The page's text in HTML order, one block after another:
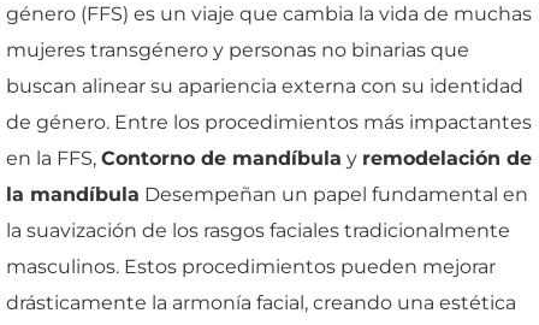
género (FFS) es un viaje que cambia la vida de muchas
mujeres transgénero y personas no binarias que
buscan alinear su apariencia externa con su identidad
de género. Entre los procedimientos más impactantes
en la FFS, Contorno de mandíbula y remodelación de
la mandíbula Desempeñan un papel fundamental en
la suavización de los rasgos faciales tradicionalmente
masculinos. Estos procedimientos pueden mejorar
drásticamente la armonía facial, creando una estética